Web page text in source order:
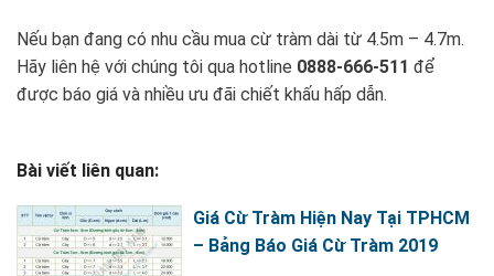
Nếu bạn đang có nhu cầu mua cừ tràm dài từ 4.5m – 4.7m.
Hãy liên hệ với chúng tôi qua hotline 0888-666-511 để
được báo giá và nhiều ưu đãi chiết khấu hấp dẫn.
Bài viết liên quan:
Giá Cừ Tràm Hiện Nay Tại TPHCM
– Bảng Báo Giá Cừ Tràm 2019